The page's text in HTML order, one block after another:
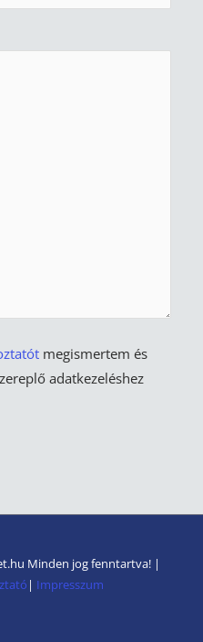
megismertem és
adatkezeléshez
Minden jog fenntartva! |
| Impresszum